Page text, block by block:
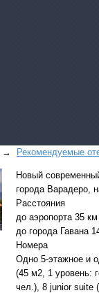
→ Рекомендуемые
Новый
города Варадеро,
Расстояния
до аэропорта 35 км
до города Гавана
Номера
Одно 5-этажное и
(45 м2, 1 уровень:
чел.), 8 junior suite